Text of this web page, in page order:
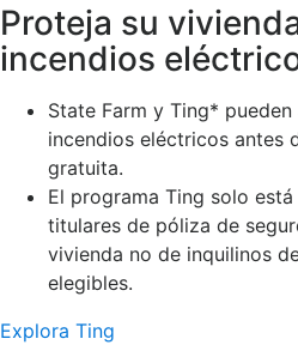
Proteja su
incendios
State Farm y Ting*
incendios eléctricos antes
gratuita.
El programa Ting solo
titulares de póliza de
vivienda no de inquilinos
elegibles.
Explora Ting